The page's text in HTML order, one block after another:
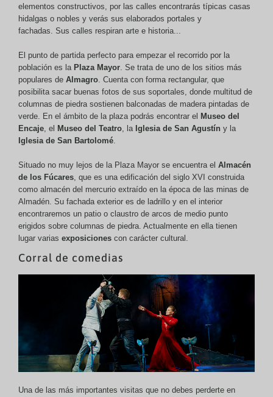
elementos constructivos, por las calles encontrarás típicas casas
hidalgas o nobles y verás sus elaborados portales y
fachadas. Sus calles respiran arte e historia...
El punto de partida perfecto para empezar el recorrido por la
población es la Plaza Mayor. Se trata de uno de los sitios más
populares de Almagro. Cuenta con forma rectangular, que
posibilita sacar buenas fotos de sus soportales, donde multitud de
columnas de piedra sostienen balconadas de madera pintadas de
verde. En el ámbito de la plaza podrás encontrar el Museo del
Encaje, el Museo del Teatro, laIglesia de San Agustín y la
Iglesia de San Bartolomé.
Situado no muy lejos de la Plaza Mayor se encuentra el Almacén
de los Fúcares, que es una edificación del siglo XVI construida
como almacén del mercurio extraído en la época de las minas de
Almadén. Su fachada exterior es de ladrillo y en el interior
encontraremos un patio o claustro de arcos de medio punto
erigidos sobre columnas de piedra. Actualmente en ella tienen
lugar varias exposiciones con carácter cultural.
Corral de comedias
Una de las más importantes visitas que no debes perderte en